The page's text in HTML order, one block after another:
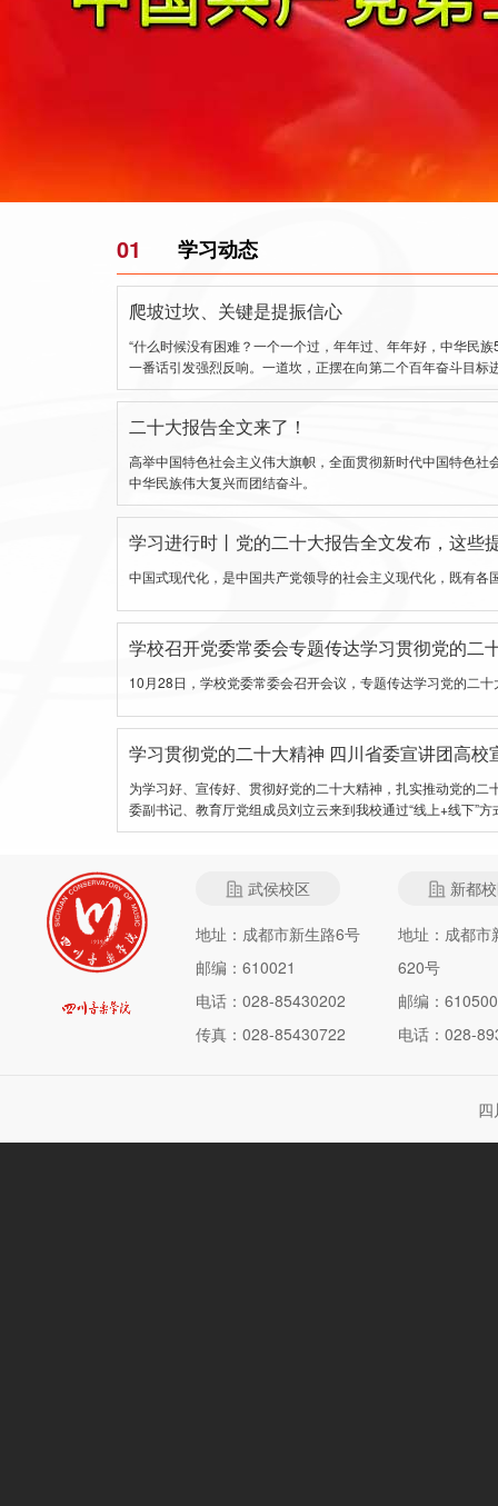
01 学习动态
爬坡过坎、关键是提振信心
“什么时候没有困难？一个一个过，年年过、年年好，中华民
一番话引发强烈反响。一道坎，正摆在向第二个百年奋斗目
二十大报告全文来了！
高举中国特色社会主义伟大旗帜，全面贯彻新时代中国特色
中华民族伟大复兴而团结奋斗。
学习进行时丨党的二十大报告全文发布，这些
中国式现代化，是中国共产党领导的社会主义现代化，既有
学校召开党委常委会专题传达学习贯彻党的二
10月28日，学校党委常委会召开会议，专题传达学习党的二
学习贯彻党的二十大精神 四川省委宣讲团高
为学习好、宣传好、贯彻好党的二十大精神，扎实推动党的
委副书记、教育厅党组成员刘立云来到我校通过“线上+线下”
武侯校区
地址：成都市新生路6号
邮编：610021
电话：028-85430202
传真：028-85430722
新都
地址：成都市
620号
邮编：610500
电话：028-